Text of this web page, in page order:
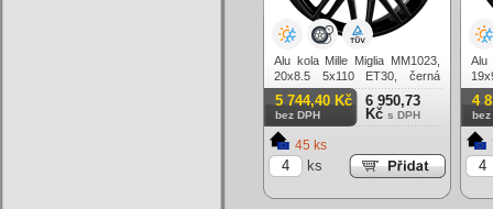
Alu kola Mille Miglia MM1023,
20x8.5 5x110 ET30, černá
lesklá
5 744,40 Kč
bez DPH
6 950,73
Kč s DPH
45 ks
ks
Alu
4
bez